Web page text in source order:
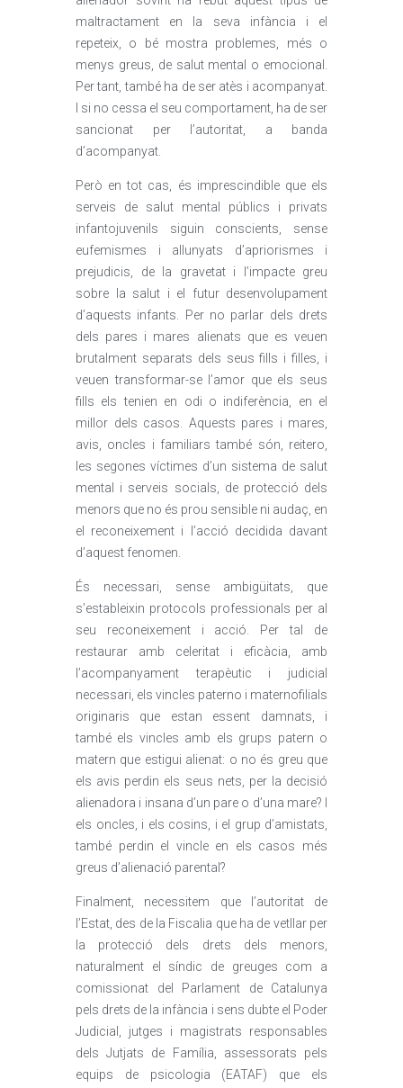
maltractament en la seva infància i el
repeteix, o bé mostra problemes, més o
menys greus, de salut mental o emocional.
Per tant, també ha de ser atès i acompanyat.
I si no cessa el seu comportament, ha de ser
sancionat per l’autoritat, a banda
d’acompanyat.
Però en tot cas, és imprescindible que els
serveis de salut mental públics i privats
infantojuvenils siguin conscients, sense
eufemismes i allunyats d’apriorismes i
prejudicis, de la gravetat i l’impacte greu
sobre la salut i el futur desenvolupament
d’aquests infants. Per no parlar dels drets
dels pares i mares alienats que es veuen
brutalment separats dels seus fills i filles, i
veuen transformar-se l’amor que els seus
fills els tenien en odi o indiferència, en el
millor dels casos. Aquests pares i mares,
avis, oncles i familiars també són, reitero,
les segones víctimes d’un sistema de salut
mental i serveis socials, de protecció dels
menors que no és prou sensible ni audaç, en
el reconeixement i l’acció decidida davant
d’aquest fenomen.
És necessari, sense ambigüitats, que
s’estableixin protocols professionals per al
seu reconeixement i acció. Per tal de
restaurar amb celeritat i eficàcia, amb
l’acompanyament terapèutic i judicial
necessari, els vincles paterno i maternofilials
originaris que estan essent damnats, i
també els vincles amb els grups patern o
matern que estigui alienat: o no és greu que
els avis perdin els seus nets, per la decisió
alienadora i insana d’un pare o d’una mare? I
els oncles, i els cosins, i el grup d’amistats,
també perdin el vincle en els casos més
greus d’alienació parental?
Finalment, necessitem que l’autoritat de
l’Estat, des de la Fiscalia que ha de vetllar per
la protecció dels drets dels menors,
naturalment el síndic de greuges com a
comissionat del Parlament de Catalunya
pels drets de la infància i sens dubte el Poder
Judicial, jutges i magistrats responsables
dels Jutjats de Família, assessorats pels
equips de psicologia (EATAF) que els